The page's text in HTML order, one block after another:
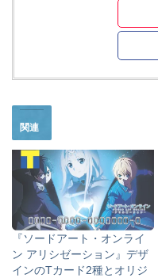
関連
『ソードアート・オンライ
ン アリシゼーション』デザ
インのTカード2種とオリジ